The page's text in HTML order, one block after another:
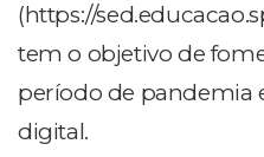
(https://
tem o objetivo de
período de pandemia
digital.